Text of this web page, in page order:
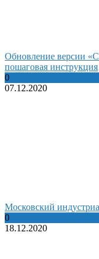
Обновление версии
пошаговая инструкция
0
07.12.2020
Московский
0
18.12.2020